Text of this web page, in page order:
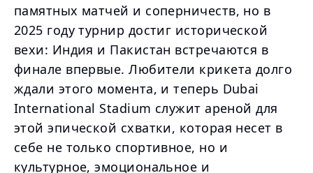
памятных матчей и соперничеств, но в
2025 году турнир достиг исторической
вехи: Индия и Пакистан встречаются в
финале впервые. Любители крикета долго
ждали этого момента, и теперь Dubai
International Stadium служит ареной для
этой эпической схватки, которая несет в
себе не только спортивное, но и
культурное, эмоциональное и